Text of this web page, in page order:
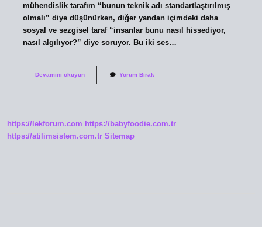
mühendislik tarafım “bunun teknik adı standartlaştırılmış
olmalı” diye düşünürken, diğer yandan içimdeki daha
sosyal ve sezgisel taraf “insanlar bunu nasıl hissediyor,
nasıl algılıyor?” diye soruyor. Bu iki ses…
Devamını okuyunMinimal
Yorum Bırak
https://lekforum.com https://babyfoodie.com.tr
https://atilimsistem.com.tr Sitemap